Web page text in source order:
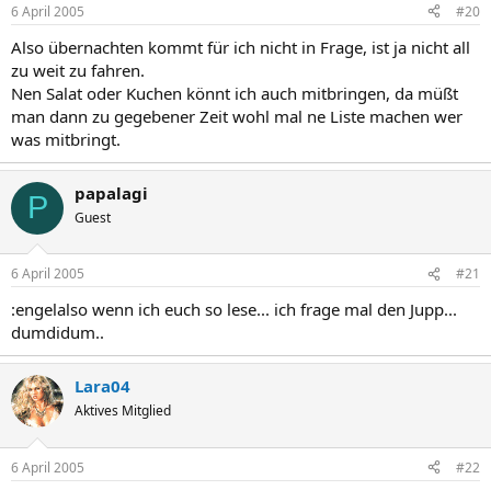
6 April 2005 #20
Also übernachten kommt für ich nicht in Frage, ist ja nicht all
zu weit zu fahren.
Nen Salat oder Kuchen könnt ich auch mitbringen, da müßt
man dann zu gegebener Zeit wohl mal ne Liste machen wer
was mitbringt.
P papalagi
Guest
6 April 2005 #21
:engelalso wenn ich euch so lese... ich frage mal den Jupp...
dumdidum..
Lara04
Aktives Mitglied
6 April 2005 #22